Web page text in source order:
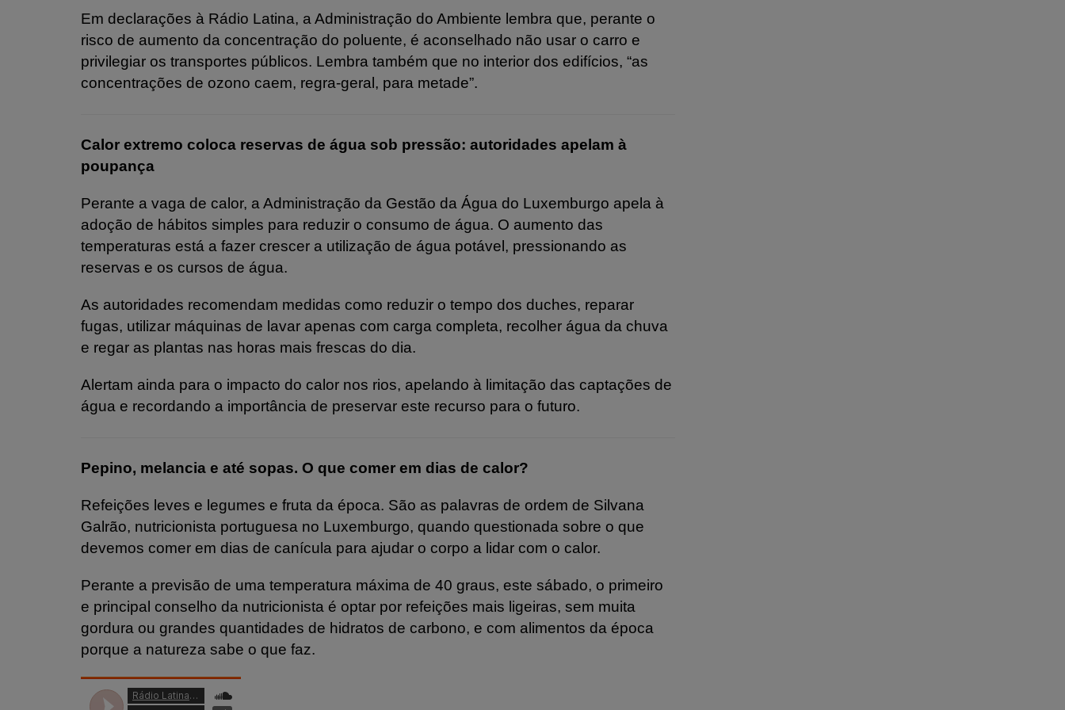
Em declarações à Rádio Latina, a Administração do Ambiente lembra que, perante o
risco de aumento da concentração do poluente, é aconselhado não usar o carro e
privilegiar os transportes públicos. Lembra também que no interior dos edifícios, “as
concentrações de ozono caem, regra-geral, para metade”.
Calor extremo coloca reservas de água sob pressão: autoridades apelam à
poupança
Perante a vaga de calor, a Administração da Gestão da Água do Luxemburgo apela à
adoção de hábitos simples para reduzir o consumo de água. O aumento das
temperaturas está a fazer crescer a utilização de água potável, pressionando as
reservas e os cursos de água.
As autoridades recomendam medidas como reduzir o tempo dos duches, reparar
fugas, utilizar máquinas de lavar apenas com carga completa, recolher água da chuva
e regar as plantas nas horas mais frescas do dia.
Alertam ainda para o impacto do calor nos rios, apelando à limitação das captações de
água e recordando a importância de preservar este recurso para o futuro.
Pepino, melancia e até sopas. O que comer em dias de calor?
Refeições leves e legumes e fruta da época. São as palavras de ordem de Silvana
Galrão, nutricionista portuguesa no Luxemburgo, quando questionada sobre o que
devemos comer em dias de canícula para ajudar o corpo a lidar com o calor.
Perante a previsão de uma temperatura máxima de 40 graus, este sábado, o primeiro
e principal conselho da nutricionista é optar por refeições mais ligeiras, sem muita
gordura ou grandes quantidades de hidratos de carbono, e com alimentos da época
porque a natureza sabe o que faz.